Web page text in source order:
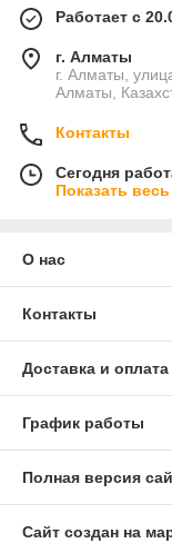
Работает с
г. Алматы
г. Алматы,
Алматы,
Контакты
Сегодня
Показать
О нас
Контакты
Доставка и оплата
График работы
Полная версия
Сайт создан на